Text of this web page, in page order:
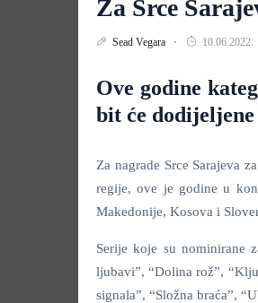
Za Srce
Sead Vegara 10.06.2022.
Ove godine
bit će
Za nagrade Srce Sarajeva
regije, ove je godine u
Makedonije, Kosova i
Serije koje su nominirane
ljubavi”, “Dolina rož”,
signala”, “Složna braća”,